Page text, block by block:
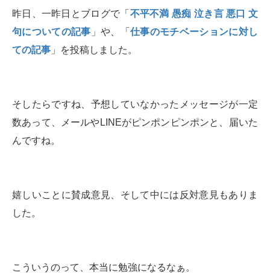
昨日、一昨日とブログで「 不平不満 愚痴 泣き言 悪口 文
句についての記事 」や、「仕事のモチベーションに対し
ての記事 」を投稿しました。
そしたらですね、予想していなかったメッセージが一定
数あって、メールやLINEがピンポンピンポンと、届いた
んですね。
嬉しいことに賛成意見、そして中には反対意見もありま
した。
こういうのって、本当に勉強になるなぁ。